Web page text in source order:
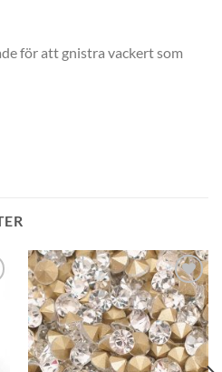
för att gnistra vackert som
Lägg
till i
önskelistan